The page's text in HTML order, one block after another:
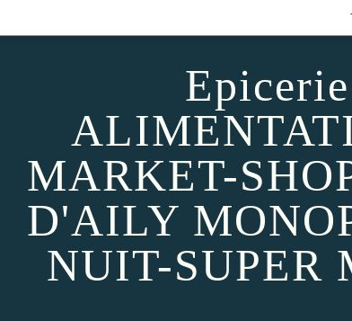
MARKET-
D'AILY
NUIT-SUPER